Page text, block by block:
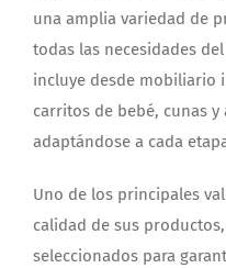
una amplia variedad de
todas las necesidades
incluye desde mobiliario
carritos de bebé, cunas y
adaptándose a cada
Uno de los principales
calidad de sus
seleccionados para